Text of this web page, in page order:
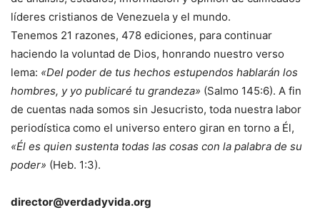
líderes cristianos de Venezuela y el mundo.
Tenemos 21 razones, 478 ediciones, para continuar
haciendo la voluntad de Dios, honrando nuestro verso
lema: «Del poder de tus hechos estupendos hablarán los
hombres, y yo publicaré tu grandeza» (Salmo 145:6). A fin
de cuentas nada somos sin Jesucristo, toda nuestra labor
periodística como el universo entero giran en torno a Él,
«Él es quien sustenta todas las cosas con la palabra de su
poder» (Heb. 1:3).
director@verdadyvida.org